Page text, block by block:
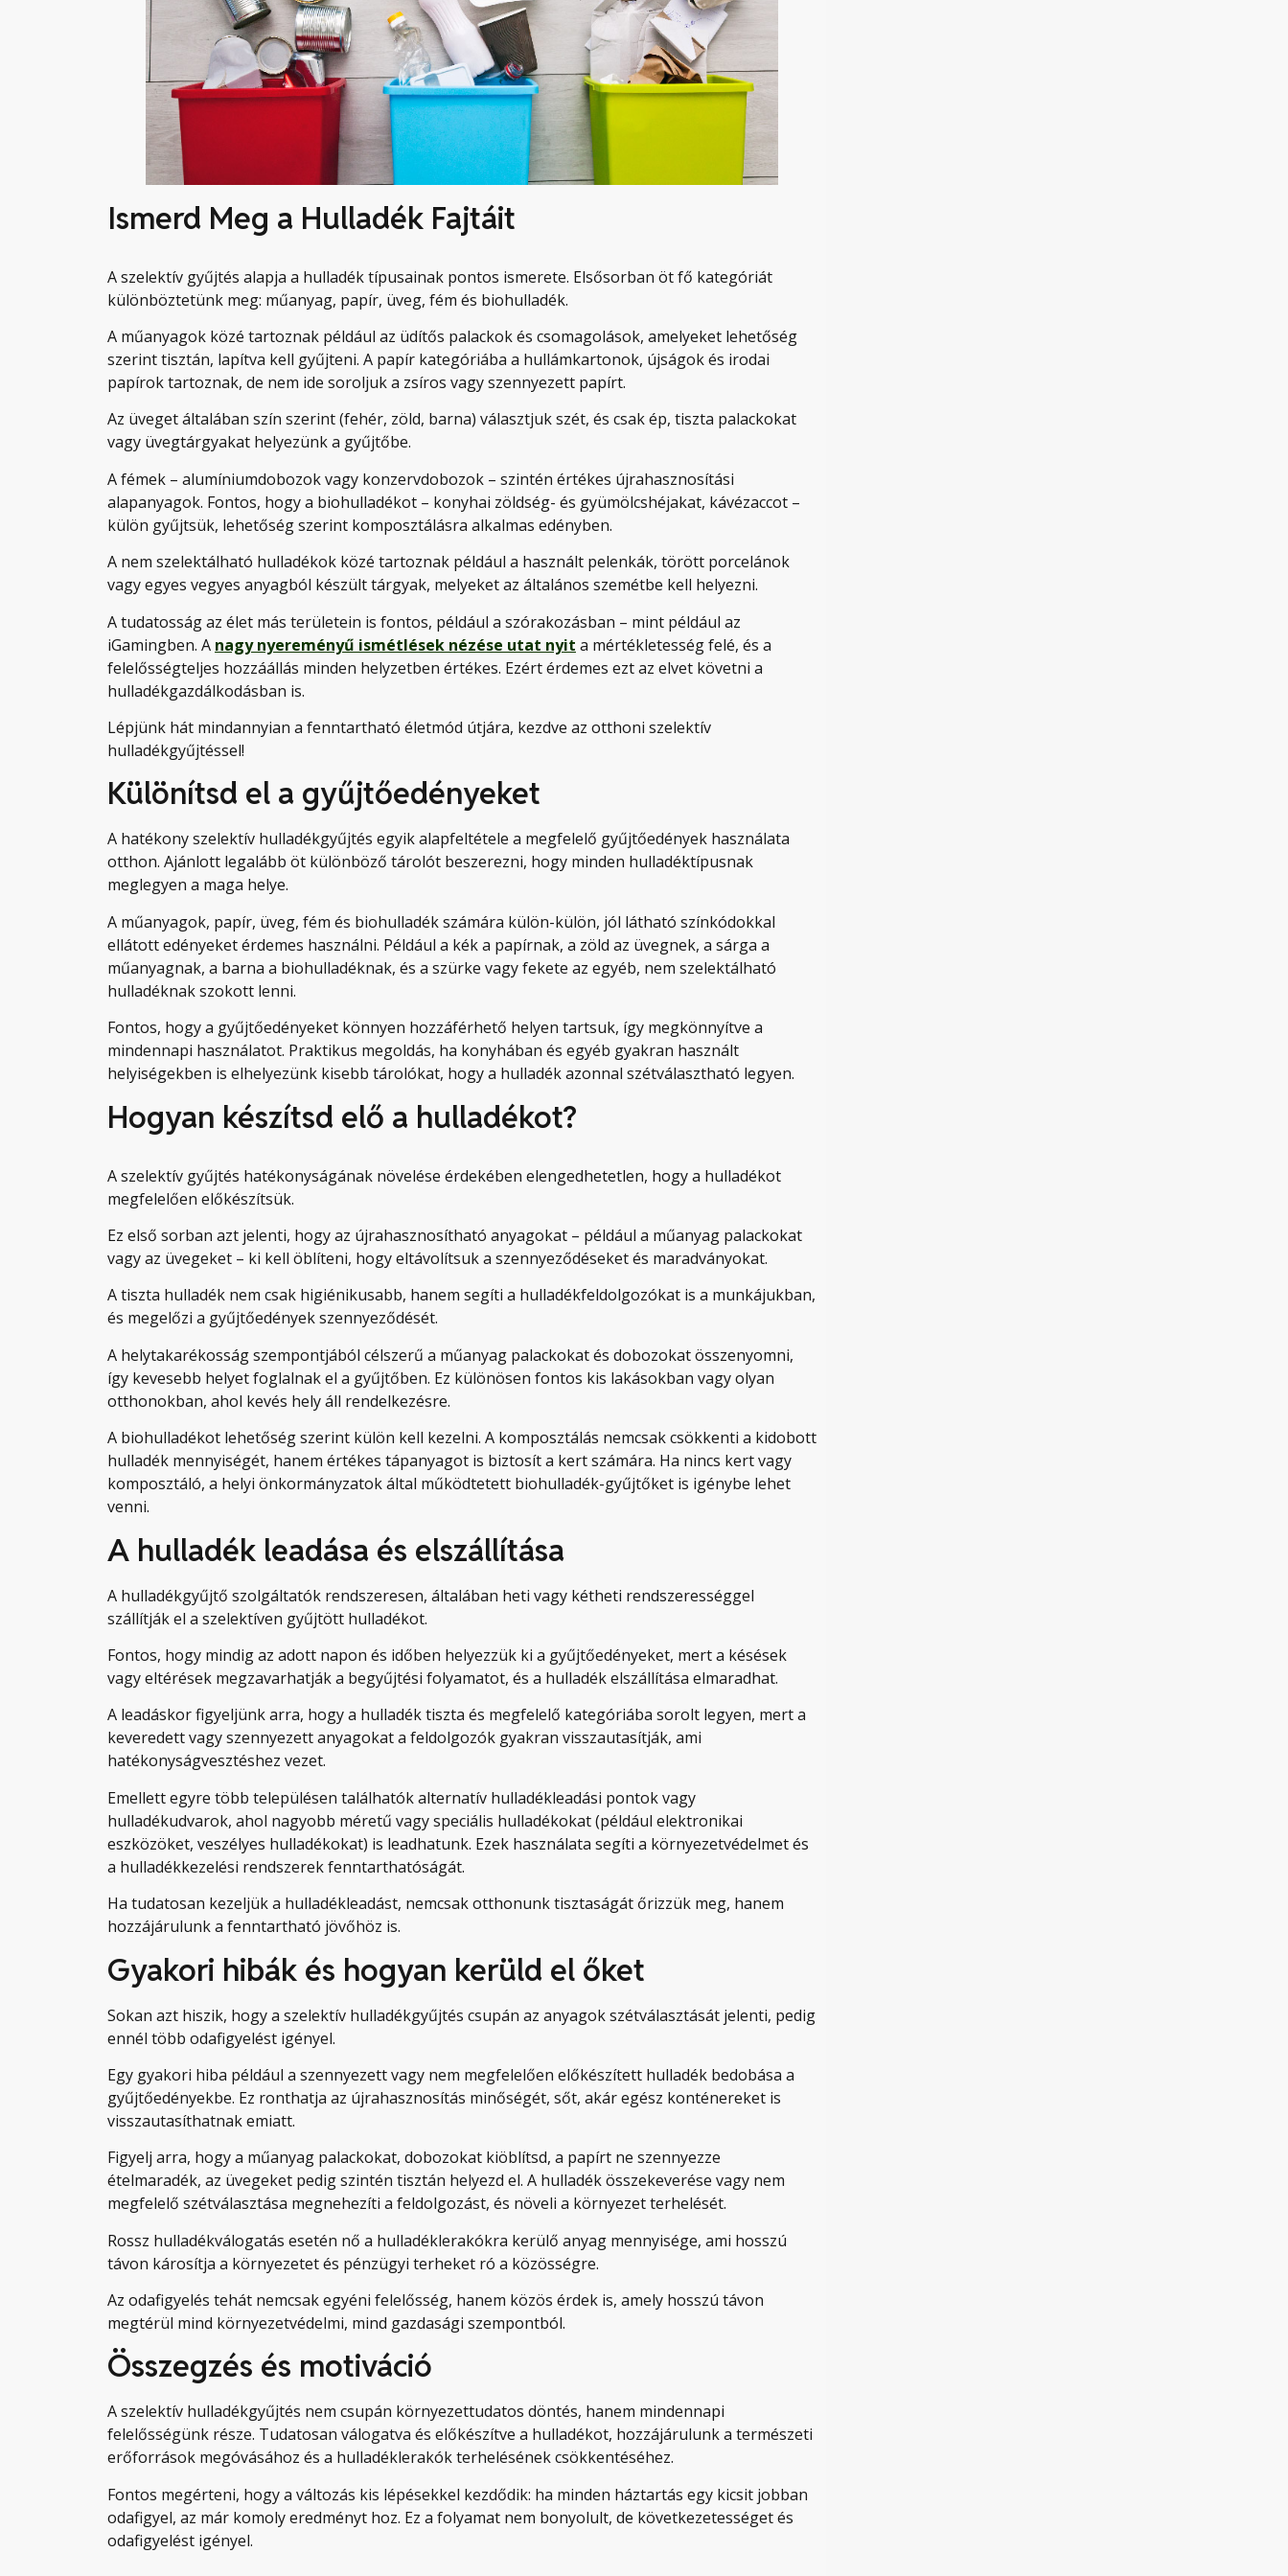
Ismerd Meg a Hulladék Fajtáit
A szelektív gyűjtés alapja a hulladék típusainak pontos ismerete. Elsősorban öt fő kategóriát
különböztetünk meg: műanyag, papír, üveg, fém és biohulladék.
A műanyagok közé tartoznak például az üdítős palackok és csomagolások, amelyeket lehetőség
szerint tisztán, lapítva kell gyűjteni. A papír kategóriába a hullámkartonok, újságok és irodai
papírok tartoznak, de nem ide soroljuk a zsíros vagy szennyezett papírt.
Az üveget általában szín szerint (fehér, zöld, barna) választjuk szét, és csak ép, tiszta palackokat
vagy üvegtárgyakat helyezünk a gyűjtőbe.
A fémek – alumíniumdobozok vagy konzervdobozok – szintén értékes újrahasznosítási
alapanyagok. Fontos, hogy a biohulladékot – konyhai zöldség- és gyümölcshéjakat, kávézaccot –
külön gyűjtsük, lehetőség szerint komposztálásra alkalmas edényben.
A nem szelektálható hulladékok közé tartoznak például a használt pelenkák, törött porcelánok
vagy egyes vegyes anyagból készült tárgyak, melyeket az általános szemétbe kell helyezni.
A tudatosság az élet más területein is fontos, például a szórakozásban – mint például az
iGamingben. A nagy nyereményű ismétlések nézése utat nyit a mértékletesség felé, és a
felelősségteljes hozzáállás minden helyzetben értékes. Ezért érdemes ezt az elvet követni a
hulladékgazdálkodásban is.
Lépjünk hát mindannyian a fenntartható életmód útjára, kezdve az otthoni szelektív
hulladékgyűjtéssel!
Különítsd el a gyűjtőedényeket
A hatékony szelektív hulladékgyűjtés egyik alapfeltétele a megfelelő gyűjtőedények használata
otthon. Ajánlott legalább öt különböző tárolót beszerezni, hogy minden hulladéktípusnak
meglegyen a maga helye.
A műanyagok, papír, üveg, fém és biohulladék számára külön-külön, jól látható színkódokkal
ellátott edényeket érdemes használni. Például a kék a papírnak, a zöld az üvegnek, a sárga a
műanyagnak, a barna a biohulladéknak, és a szürke vagy fekete az egyéb, nem szelektálható
hulladéknak szokott lenni.
Fontos, hogy a gyűjtőedényeket könnyen hozzáférhető helyen tartsuk, így megkönnyítve a
mindennapi használatot. Praktikus megoldás, ha konyhában és egyéb gyakran használt
helyiségekben is elhelyezünk kisebb tárolókat, hogy a hulladék azonnal szétválasztható legyen.
Hogyan készítsd elő a hulladékot?
A szelektív gyűjtés hatékonyságának növelése érdekében elengedhetetlen, hogy a hulladékot
megfelelően előkészítsük.
Ez első sorban azt jelenti, hogy az újrahasznosítható anyagokat – például a műanyag palackokat
vagy az üvegeket – ki kell öblíteni, hogy eltávolítsuk a szennyeződéseket és maradványokat.
A tiszta hulladék nem csak higiénikusabb, hanem segíti a hulladékfeldolgozókat is a munkájukban,
és megelőzi a gyűjtőedények szennyeződését.
A helytakarékosság szempontjából célszerű a műanyag palackokat és dobozokat összenyomni,
így kevesebb helyet foglalnak el a gyűjtőben. Ez különösen fontos kis lakásokban vagy olyan
otthonokban, ahol kevés hely áll rendelkezésre.
A biohulladékot lehetőség szerint külön kell kezelni. A komposztálás nemcsak csökkenti a kidobott
hulladék mennyiségét, hanem értékes tápanyagot is biztosít a kert számára. Ha nincs kert vagy
komposztáló, a helyi önkormányzatok által működtetett biohulladék-gyűjtőket is igénybe lehet
venni.
A hulladék leadása és elszállítása
A hulladékgyűjtő szolgáltatók rendszeresen, általában heti vagy kétheti rendszerességgel
szállítják el a szelektíven gyűjtött hulladékot.
Fontos, hogy mindig az adott napon és időben helyezzük ki a gyűjtőedényeket, mert a késések
vagy eltérések megzavarhatják a begyűjtési folyamatot, és a hulladék elszállítása elmaradhat.
A leadáskor figyeljünk arra, hogy a hulladék tiszta és megfelelő kategóriába sorolt legyen, mert a
keveredett vagy szennyezett anyagokat a feldolgozók gyakran visszautasítják, ami
hatékonyságvesztéshez vezet.
Emellett egyre több településen találhatók alternatív hulladékleadási pontok vagy
hulladékudvarok, ahol nagyobb méretű vagy speciális hulladékokat (például elektronikai
eszközöket, veszélyes hulladékokat) is leadhatunk. Ezek használata segíti a környezetvédelmet és
a hulladékkezelési rendszerek fenntarthatóságát.
Ha tudatosan kezeljük a hulladékleadást, nemcsak otthonunk tisztaságát őrizzük meg, hanem
hozzájárulunk a fenntartható jövőhöz is.
Gyakori hibák és hogyan kerüld el őket
Sokan azt hiszik, hogy a szelektív hulladékgyűjtés csupán az anyagok szétválasztását jelenti, pedig
ennél több odafigyelést igényel.
Egy gyakori hiba például a szennyezett vagy nem megfelelően előkészített hulladék bedobása a
gyűjtőedényekbe. Ez ronthatja az újrahasznosítás minőségét, sőt, akár egész konténereket is
visszautasíthatnak emiatt.
Figyelj arra, hogy a műanyag palackokat, dobozokat kiöblítsd, a papírt ne szennyezze
ételmaradék, az üvegeket pedig szintén tisztán helyezd el. A hulladék összekeverése vagy nem
megfelelő szétválasztása megnehezíti a feldolgozást, és növeli a környezet terhelését.
Rossz hulladékválogatás esetén nő a hulladéklerakókra kerülő anyag mennyisége, ami hosszú
távon károsítja a környezetet és pénzügyi terheket ró a közösségre.
Az odafigyelés tehát nemcsak egyéni felelősség, hanem közös érdek is, amely hosszú távon
megtérül mind környezetvédelmi, mind gazdasági szempontból.
Összegzés és motiváció
A szelektív hulladékgyűjtés nem csupán környezettudatos döntés, hanem mindennapi
felelősségünk része. Tudatosan válogatva és előkészítve a hulladékot, hozzájárulunk a természeti
erőforrások megóvásához és a hulladéklerakók terhelésének csökkentéséhez.
Fontos megérteni, hogy a változás kis lépésekkel kezdődik: ha minden háztartás egy kicsit jobban
odafigyel, az már komoly eredményt hoz. Ez a folyamat nem bonyolult, de következetességet és
odafigyelést igényel.